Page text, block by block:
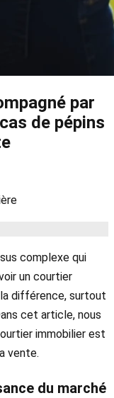
par
de pépins
complexe qui
un courtier
différence, surtout
cet article, nous
immobilier est
vente.
du marché